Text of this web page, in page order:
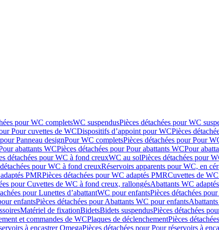
pour WC completsWC suspendusPièces détachées pour WC
Pour cuvettes de WCDispositifs d’appoint pour WCPièces
Panneau designPour WC completsPièces détachées pour Pour
abattants WCPièces détachées pour Pour abattants WCPour
détachées pour WC à fond creuxWC au solPièces détachées pour
pour WC à fond creuxRéservoirs apparents pour WC, en
PMRPièces détachées pour WC adaptés PMRCuvettes de
pour Cuvettes de WC à fond creux, rallongésAbattants WC
pour Lunettes d’abattantWC pour enfantsPièces détachées
enfantsPièces détachées pour Abattants WC pour enfants
Matériel de fixationBidetsBidets suspendusPièces détachées
et commandes de WCPlaques de déclenchementPièces
à encastrer OmegaPièces détachées pour Pour réservoirs à